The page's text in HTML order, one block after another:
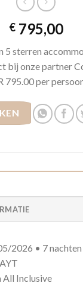
€795,00
5 sterren
bij onze partner
795.00 per
2026 • 7 nachten
Inclusive